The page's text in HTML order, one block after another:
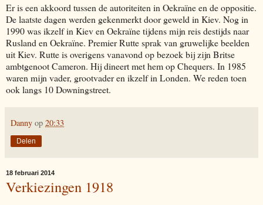
Er is een akkoord tussen de autoriteiten in Oekraïne en de oppositie.
De laatste dagen werden gekenmerkt door geweld in Kiev. Nog in
1990 was ikzelf in Kiev en Oekraïne tijdens mijn reis destijds naar
Rusland en Oekraïne. Premier Rutte sprak van gruwelijke beelden
uit Kiev. Rutte is overigens vanavond op bezoek bij zijn Britse
ambtgenoot Cameron. Hij dineert met hem op Chequers. In 1985
waren mijn vader, grootvader en ikzelf in Londen. We reden toen
ook langs 10 Downingstreet.
Danny op 20:33
Delen
18 februari 2014
Verkiezingen 1918